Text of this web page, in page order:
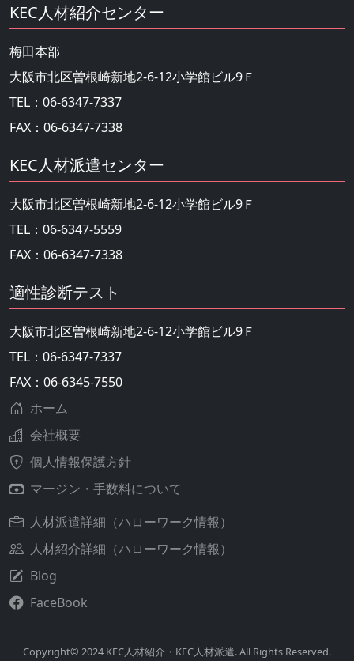
KEC人材紹介センター
梅田本部
大阪市北区曽根崎新地2-6-12小学館ビル9Ｆ
TEL：06-6347-7337
FAX：06-6347-7338
KEC人材派遣センター
大阪市北区曽根崎新地2-6-12小学館ビル9Ｆ
TEL：06-6347-5559
FAX：06-6347-7338
適性診断テスト
大阪市北区曽根崎新地2-6-12小学館ビル9Ｆ
TEL：06-6347-7337
FAX：06-6345-7550
ホーム
会社概要
個人情報保護方針
マージン・手数料について
人材派遣詳細（ハローワーク情報）
人材紹介詳細（ハローワーク情報）
Blog
FaceBook
Copyright© 2024 KEC人材紹介・KEC人材派遣. All Rights Reserved.